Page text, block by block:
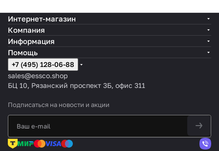
Интернет-магазин
Компания
Информация
Помощь
+7 (495) 128-06-88
sales@essco.shop
БЦ 10, Рязанский проспект 3Б, офис 311
Подписаться на новости и акции